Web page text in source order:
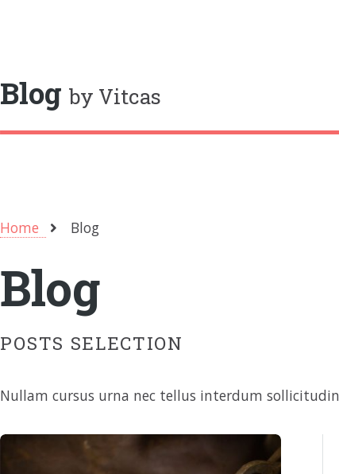
Blogby Vitcas
Home Blog
Blog
POSTS SELECTION
Nullam cursus urna nec tellus interdum